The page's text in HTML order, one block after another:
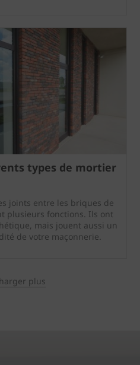
types de mortier
joints entre les briques de
plusieurs fonctions. Ils ont
mais jouent aussi un
de votre maçonnerie.
plus